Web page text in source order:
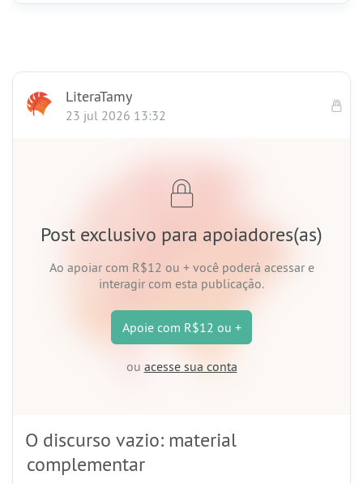
LiteraTamy
23 jul 2026 13:32
Post exclusivo para apoiadores(as)
Ao apoiar com R$12 ou +você poderá acessar e
interagir com esta publicação.
Apoie com R$12 ou +
ou acesse sua conta
O discurso vazio: material
complementar